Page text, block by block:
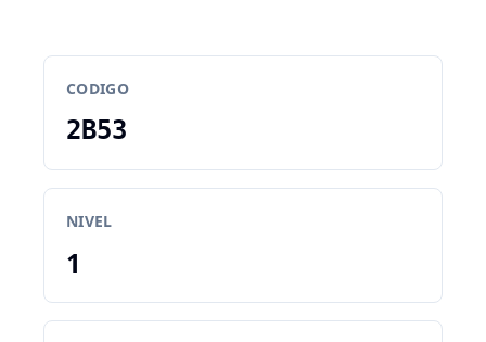
CODIGO
2B53
NIVEL
1